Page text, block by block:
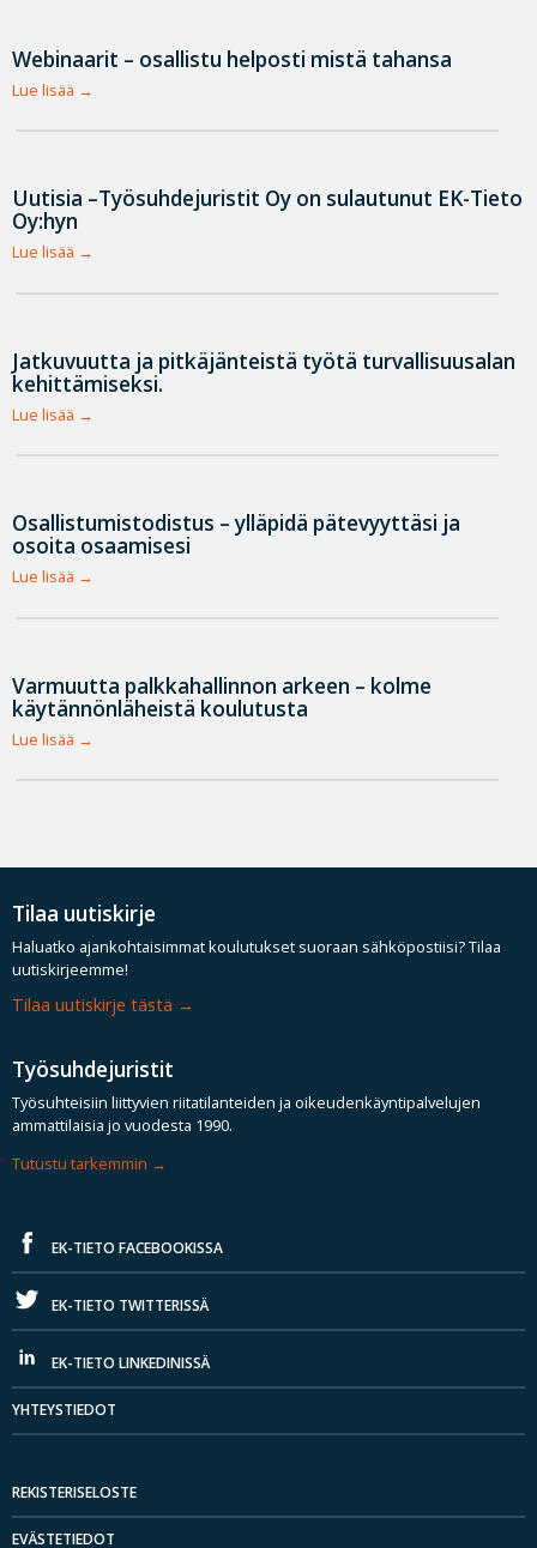
Webinaarit – osallistu helposti mistä tahansa
Lue lisää
Uutisia –Työsuhdejuristit Oy on sulautunut EK-Tieto
Oy:hyn
Lue lisää
Jatkuvuutta ja pitkäjänteistä työtä turvallisuusalan
kehittämiseksi.
Lue lisää
Osallistumistodistus – ylläpidä pätevyyttäsi ja
osoita osaamisesi
Lue lisää
Varmuutta palkkahallinnon arkeen – kolme
käytännönläheistä koulutusta
Lue lisää
Tilaa uutiskirje
Haluatko ajankohtaisimmat koulutukset suoraan sähköpostiisi? Tilaa
uutiskirjeemme!
Tilaa uutiskirje tästä
Työsuhdejuristit
Työsuhteisiin liittyvien riitatilanteiden ja oikeudenkäyntipalvelujen
ammattilaisia jo vuodesta 1990.
Tutustu tarkemmin
EK-TIETO FACEBOOKISSA
EK-TIETO TWITTERISSÄ
EK-TIETO LINKEDINISSÄ
YHTEYSTIEDOT
REKISTERISELOSTE
EVÄSTETIEDOT